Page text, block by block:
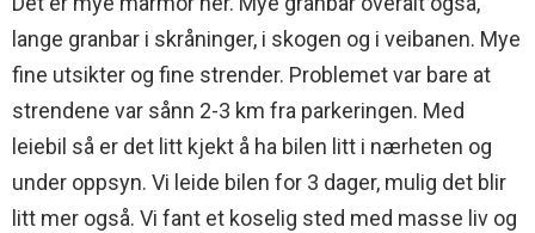
lange granbar i skråninger, i skogen og i veibanen. Mye
fine utsikter og fine strender. Problemet var bare at
strendene var sånn 2-3 km fra parkeringen. Med
leiebil så er det litt kjekt å ha bilen litt i nærheten og
under oppsyn. Vi leide bilen for 3 dager, mulig det blir
litt mer også. Vi fant et koselig sted med masse liv og